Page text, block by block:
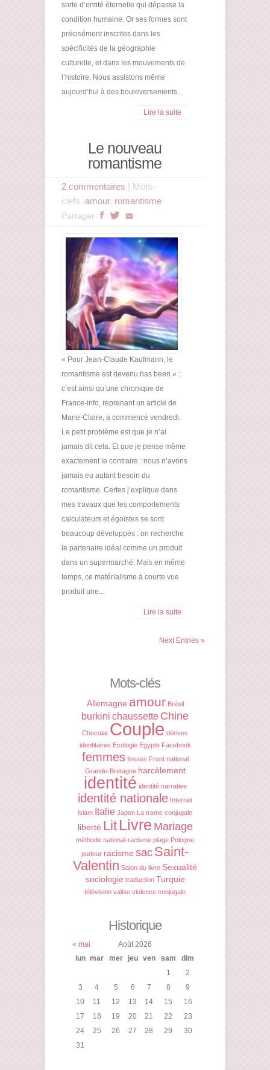
sorte d’entité éternelle qui dépasse la
condition humaine. Or ses formes sont
précisément inscrites dans les
spécificités de la géographie
culturelle, et dans les mouvements de
l’histoire. Nous assistons même
aujourd’hui à des bouleversements...
Lire la suite
Le nouveau
romantisme
2 commentaires | Mots-
clefs :amour, romantisme
Partager
« Pour Jean-Claude Kaufmann, le
romantisme est devenu has been » :
c’est ainsi qu’une chronique de
France-info, reprenant un article de
Marie-Claire, a commencé vendredi.
Le petit problème est que je n’ai
jamais dit cela. Et que je pense même
exactement le contraire : nous n’avons
jamais eu autant besoin du
romantisme. Certes j’explique dans
mes travaux que les comportements
calculateurs et égoïstes se sont
beaucoup développés : on recherche
le partenaire idéal comme un produit
dans un supermarché. Mais en même
temps, ce matérialisme à courte vue
produit une...
Lire la suite
Next Entries »
Mots-clés
Allemagne amour Brésil
burkini chaussette Chine
Chocolat Couple dérives
identitaires Ecologie Egypte Facebook
femmes fesses Front national
Grande-Bretagne harcèlement
identité identité narrative
identité nationale Internet
islam Italie Japon La trame conjugale
liberté Lit Livre Mariage
méthode national-racisme plage Pologne
pudeur racisme sac Saint-
Valentin Salon du livre Sexualité
sociologie traduction Turquie
télévision valise violence conjugale
Historique
« mai
Août 2026
lun mar mer jeu ven sam
dim
1
2
3
4 5 6 7 8
9
10
11 12 13 14 15
16
17
18 19 20 21 22
23
24
25 26 27 28 29
30
31